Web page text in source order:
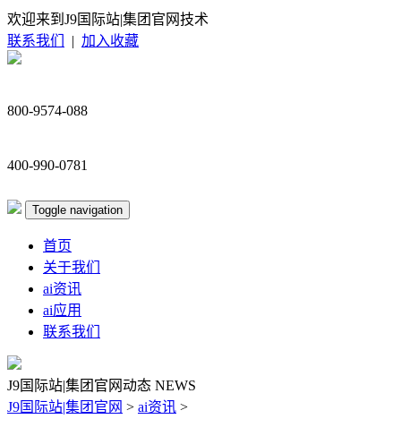
欢迎来到J9国际站|集团官网技术
联系我们
| 加入收藏
800-9574-088
400-990-0781
Toggle navigation
首页
关于我们
ai资讯
ai应用
联系我们
J9国际站|集团官网动态 NEWS
J9国际站|集团官网 > ai资讯 >